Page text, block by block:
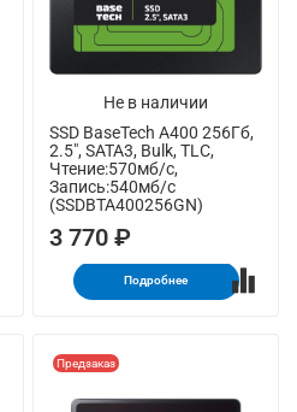
Не в наличии
SSD BaseTech A400 256Гб,
2.5", SATA3, Bulk, TLC,
Чтение:570мб/с,
Запись:540мб/с
(SSDBTA400256GN)
3 770 ₽
Подробнее
Предзаказ